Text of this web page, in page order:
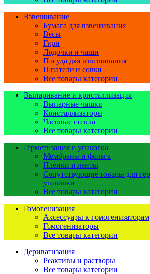
Взвешивание
Бумага для взвешивания
Весы
Гири
Лодочки и чаши
Посуда для взвешивания
Шпатели и совки
Все товары категории
Выпаривание и кристаллизация
Выпарные чашки
Кристаллизаторы
Часовые стекла
Все товары категории
Герметизация и упаковка
Мембраны и фольга
Пленки и ленты
Сопутствующие товары для
упаковки
Все товары категории
Гомогенизация
Аксессуары к гомогенизаторам
Гомогенизаторы
Все товары категории
Дериватизация
Реактивы и растворы
Все товары категории